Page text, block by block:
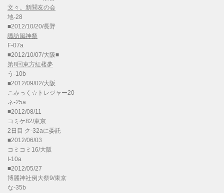
文々。新聞友の会
地-28
■2012/10/20/長野
諏訪風神祭
F-07a
■2012/10/07/大阪■
第8回東方紅楼夢
う-10b
■2012/09/02/大阪
こみっく☆トレジャー20
ネ-25a
■2012/08/11
コミケ82/東京
2日目 ク-32aに委託
■2012/06/03
コミコミ16/大阪
I-10a
■2012/05/27
博麗神社例大祭9/東京
な-35b